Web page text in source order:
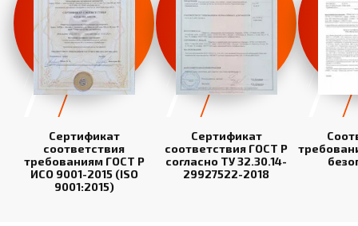
Сертификат
соответствия
требованиям ГОСТ Р
ИСО 9001-2015 (ISO
9001:2015)
Сертификат
соответствия ГОСТ Р
согласно ТУ 32.30.14-
29927522-2018